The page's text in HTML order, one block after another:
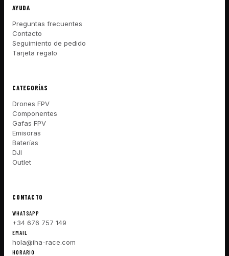
AYUDA
Preguntas frecuentes
Contacto
Seguimiento de pedido
Tarjeta regalo
CATEGORÍAS
Drones FPV
Componentes
Gafas FPV
Emisoras
Baterías
DJI
Outlet
CONTACTO
WHATSAPP
+34 676 757 149
EMAIL
hola@iha-race.com
HORARIO